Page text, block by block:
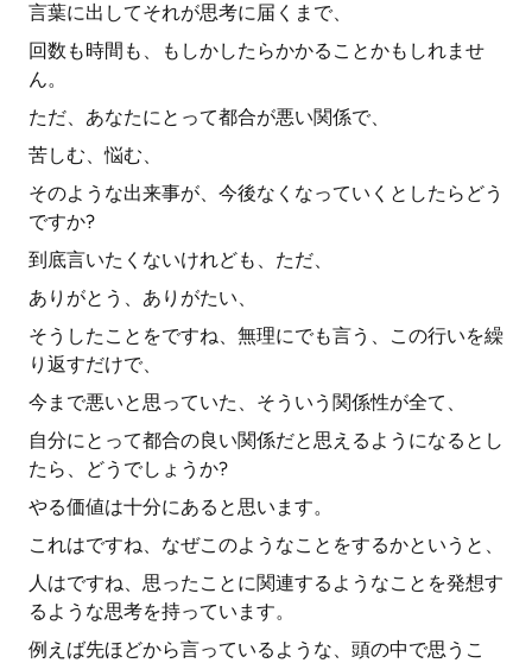
言葉に出してそれが思考に届くまで、
回数も時間も、もしかしたらかかることかもしれませ
ん。
ただ、あなたにとって都合が悪い関係で、
苦しむ、悩む、
そのような出来事が、今後なくなっていくとしたらどう
ですか?
到底言いたくないけれども、ただ、
ありがとう、ありがたい、
そうしたことをですね、無理にでも言う、この行いを繰
り返すだけで、
今まで悪いと思っていた、そういう関係性が全て、
自分にとって都合の良い関係だと思えるようになるとし
たら、どうでしょうか?
やる価値は十分にあると思います。
これはですね、なぜこのようなことをするかというと、
人はですね、思ったことに関連するようなことを発想す
るような思考を持っています。
例えば先ほどから言っているような、頭の中で思うこ